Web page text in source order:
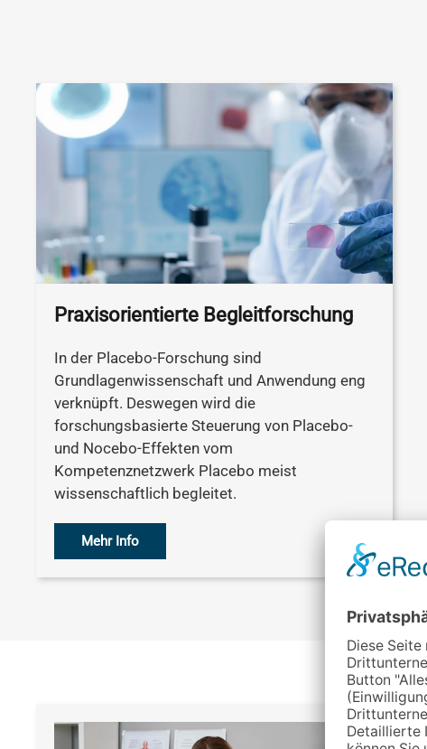
Praxisorientierte Begleitforschung
In der Placebo-Forschung sind
Grundlagenwissenschaft und Anwendung eng
verknüpft. Deswegen wird die
forschungsbasierte Steuerung von Placebo-
und Nocebo-Effekten vom
Kompetenznetzwerk Placebo meist
wissenschaftlich begleitet.
Mehr Info